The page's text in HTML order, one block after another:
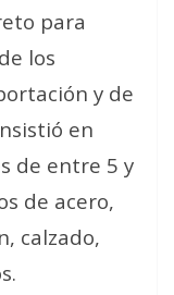
para
los
y de
en
de entre 5 y
de acero,
calzado,